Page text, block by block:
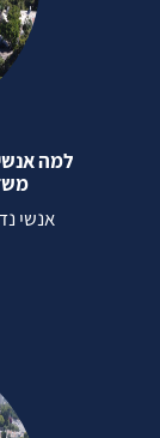
למה
אנשי